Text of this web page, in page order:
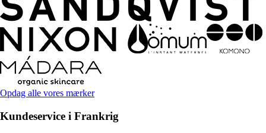
Opdag alle vores mærker
Kundeservice i Frankrig